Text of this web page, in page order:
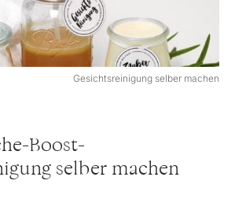
Gesichtsreinigung selber machen
Boost-
selber machen